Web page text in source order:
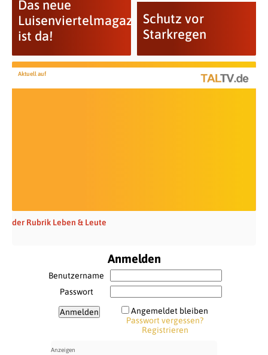
Das neue
Luisenviertelmagazin
ist da!
Schutz vor
Starkregen
Aktuell auf
der Rubrik Leben & Leute
Anmelden
Benutzername
Passwort
Angemeldet bleiben
Passwort vergessen?
Registrieren